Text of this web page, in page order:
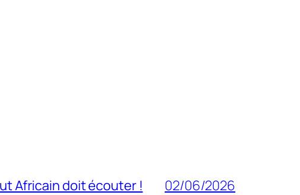
Africain doit écouter ! 02/06/2026